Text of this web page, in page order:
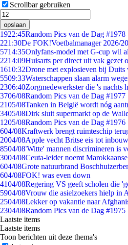
Scrollbar gebruiken
opslaan
1922:45Random Pics van de Dag #1978
221:30De FOK!Voetbalmanager 2026/
5714:35Onlyfans-model met G-cup wil
2214:09Huisarts per direct uit vak gezet
1610:32Drone met explosieven bij
5509:33Waterschappen slaan alarm
2306:40Zorgmedewerkster die 's nachts
3706/08Random Pics van de Dag #1977
2105/08Tanken in België wordt nóg
3405/08Dirk sluit supermarkt op de
1205/08Random Pics van de Dag #1976
604/08Kraftwerk brengt ruimteschip
2004/08Apple vecht Britse eis tot
8504/08'Witte' mannen discrimineren is
3004/08Ceuta-leider noemt
604/08Grote natuurbrand
604/08FOK! was even down
4104/08Regering VS geeft scholen die
5904/08Vrouw die asielzoekers hielp in
2504/08Lekker op vakantie naar
2304/08Random Pics van de Dag #1975
Laatste items
Laatste items
Toon berichten uit deze thema's